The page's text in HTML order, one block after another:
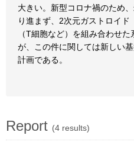
大きい。新型コロナ禍のため
り進まず、2次元ガストロイ
（T細胞など）を組み合わせ
が、この件に関しては新しい
計画である。
Report (4 results)